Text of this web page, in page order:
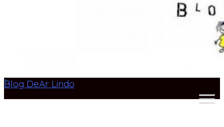
Blog DeAr Lindo